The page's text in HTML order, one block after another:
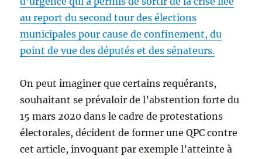
au report du second tour des élections
municipales pour cause de confinement, du
point de vue des députés et des sénateurs.
On peut imaginer que certains requérants,
souhaitant se prévaloir de l’abstention forte du
15 mars 2020 dans le cadre de protestations
électorales, décident de former une QPC contre
cet article, invoquant par exemple l’atteinte à